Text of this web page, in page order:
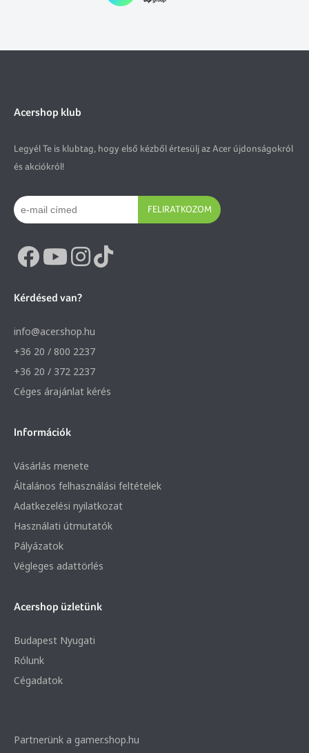
Acershop klub
Legyél Te is klubtag, hogy első kézből értesülj az Acer újdonságokról
és akciókról!
FELIRATKOZOM
Kérdésed van?
info@acer.shop.hu
+36 20 / 800 2237
+36 20 / 372 2237
Céges árajánlat kérés
Információk
Vásárlás menete
Általános felhasználási feltételek
Adatkezelési nyilatkozat
Használati útmutatók
Pályázatok
Végleges adattörlés
Acershop üzletünk
Budapest Nyugati
Rólunk
Cégadatok
Partnerünk a gamer.shop.hu